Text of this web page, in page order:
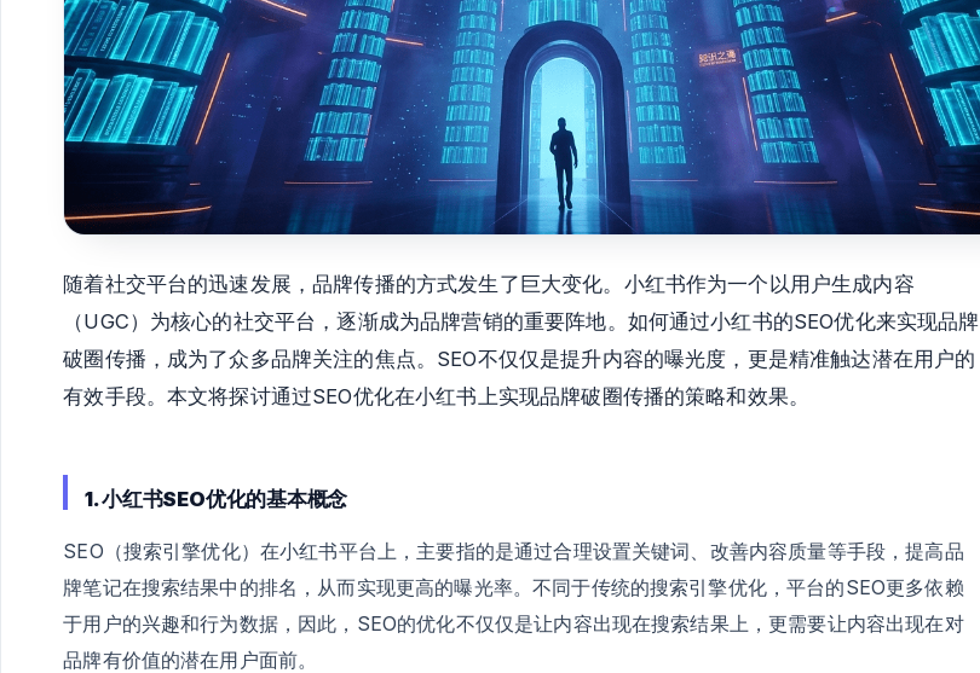
随着社交平台的迅速发展，品牌传播的方式发生了巨大变化。小红书作为一个以用户生成内容
（UGC）为核心的社交平台，逐渐成为品牌营销的重要阵地。如何通过小红书的SEO优化来实现品牌
破圈传播，成为了众多品牌关注的焦点。SEO不仅仅是提升内容的曝光度，更是精准触达潜在用户的
有效手段。本文将探讨通过SEO优化在小红书上实现品牌破圈传播的策略和效果。
1. 小红书SEO优化的基本概念
SEO（搜索引擎优化）在小红书平台上，主要指的是通过合理设置关键词、改善内容质量等手段，提高品
牌笔记在搜索结果中的排名，从而实现更高的曝光率。不同于传统的搜索引擎优化，平台的SEO更多依赖
于用户的兴趣和行为数据，因此，SEO的优化不仅仅是让内容出现在搜索结果上，更需要让内容出现在对
品牌有价值的潜在用户面前。